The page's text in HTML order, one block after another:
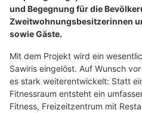
und Begegnung für die
Zweitwohnungsbesitzerinnen
sowie Gäste.
Mit dem Projekt wird ein
Sawiris eingelöst. Auf Wunsch
es stark weiterentwickelt: Statt
Fitnessraum entsteht ein
Fitness, Freizeitzentrum mit